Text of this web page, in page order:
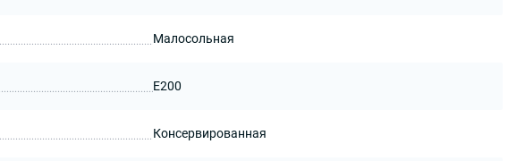
Малосольная
Е200
Консервированная